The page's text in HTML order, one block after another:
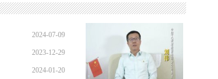
2024-07-09
2023-12-29
2024-01-20